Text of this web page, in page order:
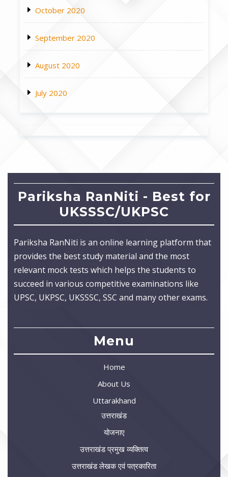
October 2020
September 2020
August 2020
July 2020
Pariksha RanNiti - Best for
UKSSSC/UKPSC
Pariksha RanNiti is an online learning platform that
provides the best study material and the most
relevant mock tests which helps the students to
succeed in various competitive examinations like
UPSC, UKPSC, UKSSSC, SSC and many other exams.
Menu
Home
About Us
Uttarakhand
उत्तराखंड
योजनाए
उत्तराखंड प्रमुख व्यक्तित्व
उत्तराखंड लेखक एवं पत्रकारिता